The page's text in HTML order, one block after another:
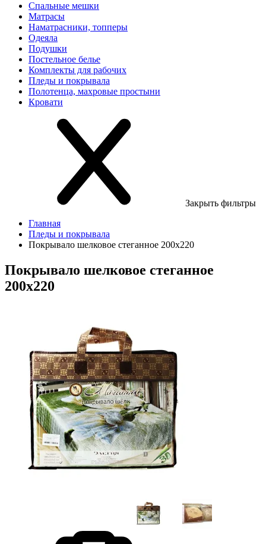
Спальные мешки
Матрасы
Наматрасники, топперы
Одеяла
Подушки
Постельное белье
Комплекты для рабочих
Пледы и покрывала
Полотенца, махровые простыни
Кровати
Закрыть фильтры
Главная
Пледы и покрывала
Покрывало шелковое стеганное 200х220
Покрывало шелковое стеганное
200х220